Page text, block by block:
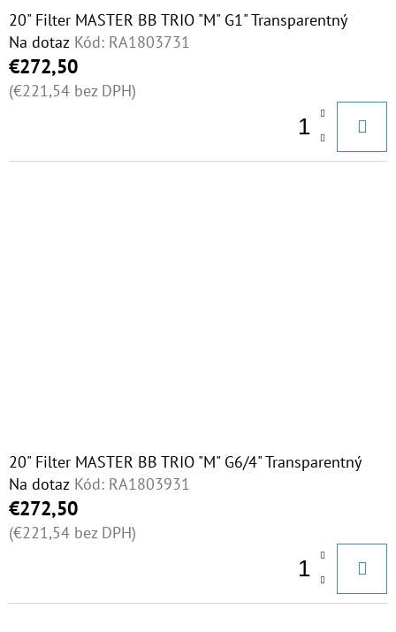
20" Filter MASTER BB TRIO "M" G1" Transparentný
Na dotaz Kód: RA1803731
€272,50
(€221,54 bez DPH)
20" Filter MASTER BB TRIO "M" G6/4" Transparentný
Na dotaz Kód: RA1803931
€272,50
(€221,54 bez DPH)